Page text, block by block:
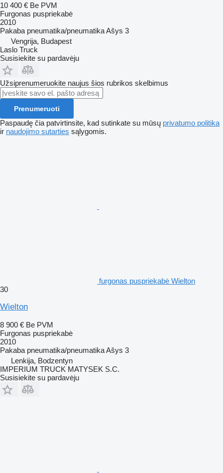
10 400 € Be PVM
Furgonas puspriekabė
2010
Pakaba pneumatika/pneumatikaAšys 3
Vengrija, Budapest
Laslo Truck
Susisiekite su pardavėju
Užsiprenumeruokite naujus šios rubrikos skelbimus
Prenumeruoti
Paspaudę čia patvirtinsite, kad sutinkate su mūsų privatumo politika
ir naudojimo sutarties sąlygomis.
furgonas puspriekabė Wielton
30
Wielton
8 900 € Be PVM
Furgonas puspriekabė
2010
Pakaba pneumatika/pneumatikaAšys 3
Lenkija, Bodzentyn
IMPERIUM TRUCK MATYSEK S.C.
Susisiekite su pardavėju